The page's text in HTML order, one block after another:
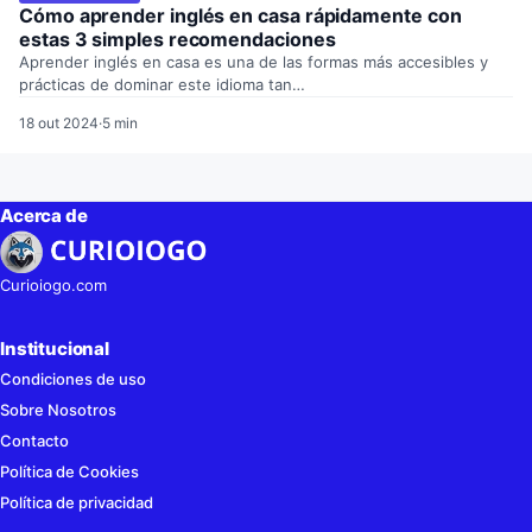
Cómo aprender inglés en casa rápidamente con
estas 3 simples recomendaciones
Aprender inglés en casa es una de las formas más accesibles y
prácticas de dominar este idioma tan…
18 out 2024·5 min
Acerca de
Curioiogo.com
Institucional
Condiciones de uso
Sobre Nosotros
Contacto
Política de Cookies
Política de privacidad